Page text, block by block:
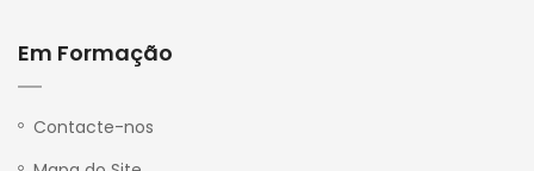
Em Formação
Contacte-nos